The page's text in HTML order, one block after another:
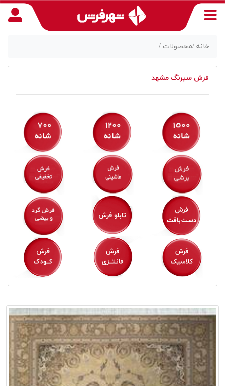
دسترسی
خانه /محصولات /
فرش سیرنگ مشهد